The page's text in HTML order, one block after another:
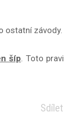
ostatní závody.
šíp . Toto
Sdílet